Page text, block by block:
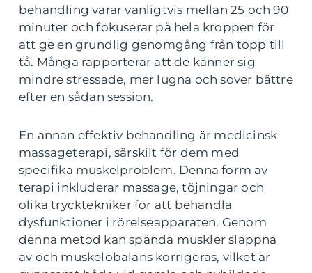
behandling varar vanligtvis mellan 25 och 90
minuter och fokuserar på hela kroppen för
att ge en grundlig genomgång från topp till
tå. Många rapporterar att de känner sig
mindre stressade, mer lugna och sover bättre
efter en sådan session.
En annan effektiv behandling är medicinsk
massageterapi, särskilt för dem med
specifika muskelproblem. Denna form av
terapi inkluderar massage, töjningar och
olika trycktekniker för att behandla
dysfunktioner i rörelseapparaten. Genom
denna metod kan spända muskler slappna
av och muskelobalans korrigeras, vilket är